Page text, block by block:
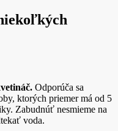
Odporúča sa
ktorých priemer má od 5
Zabudnúť nesmieme na
voda.